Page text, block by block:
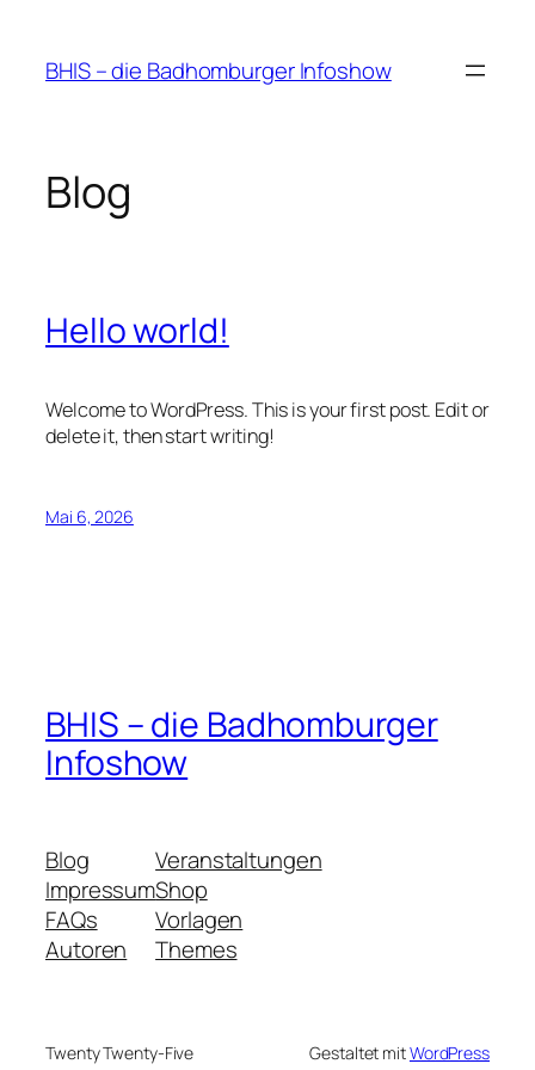
springen
BHIS – die Badhomburger Infoshow
Blog
Hello world!
Welcome to WordPress. This is your first post. Edit or
delete it, then start writing!
Mai 6, 2026
BHIS – die Badhomburger
Infoshow
Blog
Impressum
FAQs
Autoren
Veranstaltungen
Shop
Vorlagen
Themes
Twenty Twenty-Five Gestaltet mitWordPress